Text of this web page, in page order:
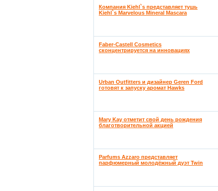
Компания Kiehl`s представляет тушь
Kiehl`s Marvelous Mineral Mascara
Faber-Castell Cosmetics
сконцентрируется на инновациях
Urban Outfitters и дизайнер Geren Ford
готовят к запуску аромат Hawks
Mary Kay отметит свой день рождения
благотворительной акцией
Parfums Azzaro представляет
парфюмерный молодёжный дуэт Twin